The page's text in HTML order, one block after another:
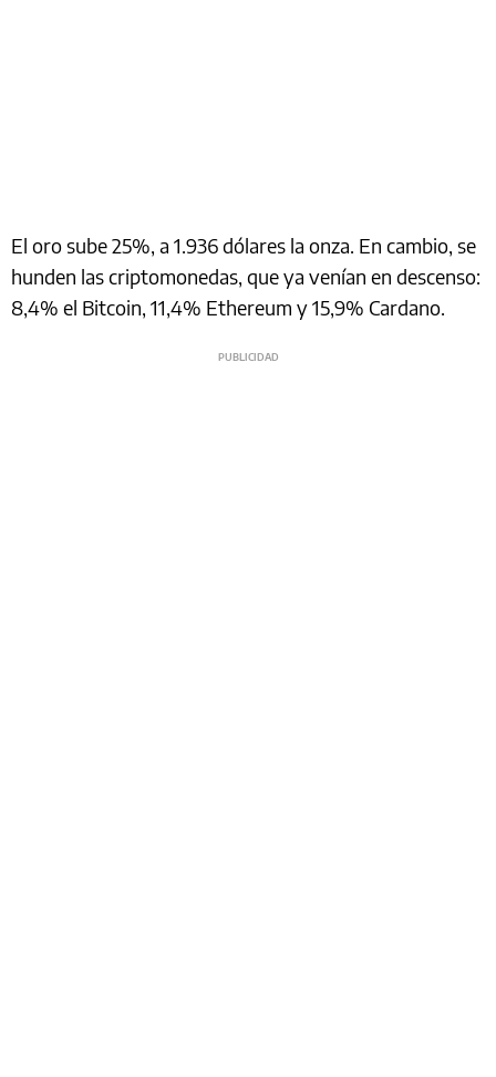
El oro sube 25%, a 1.936 dólares la onza. En cambio, se
hunden las criptomonedas, que ya venían en descenso:
8,4% el Bitcoin, 11,4% Ethereum y 15,9% Cardano.